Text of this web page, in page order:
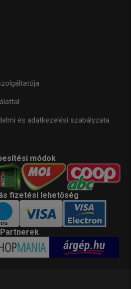
és adatkezelési szabályzata
módok
fizetési lehetőség
Partnerek